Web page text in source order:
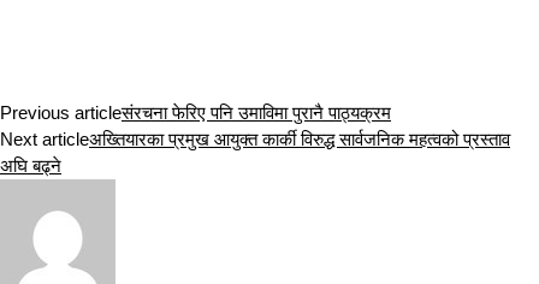
Previous articleसंरचना फेरिए पनि उमाविमा पुरानै पाठ्यक्रम
Next articleअख्तियारका प्रमुख आयुक्त कार्की विरुद्ध सार्वजनिक महत्वको प्रस्ताव
अघि बढ्ने